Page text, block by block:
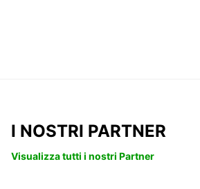
I NOSTRI PARTNER
Visualizza tutti i nostri Partner